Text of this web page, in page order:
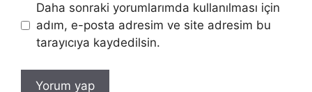
Daha sonraki yorumlarımda kullanılması için
adım, e-posta adresim ve site adresim bu
tarayıcıya kaydedilsin.